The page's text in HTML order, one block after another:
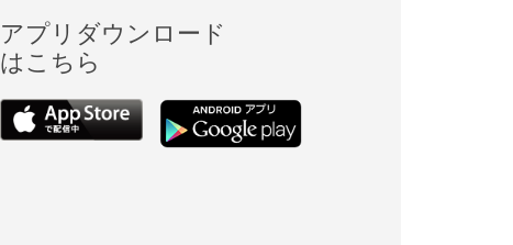
アプリダウンロード
はこちら